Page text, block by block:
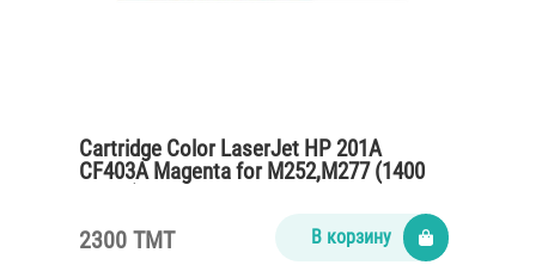
Cartridge Color LaserJet HP 201A
CF403A Magenta for M252,M277 (1400
2300 TMT В корзину